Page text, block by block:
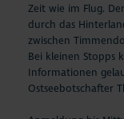
Zeit wie im Flug.
durch das
zwischen
Bei kleinen Stopps
Informationen
Ostseebotschafter